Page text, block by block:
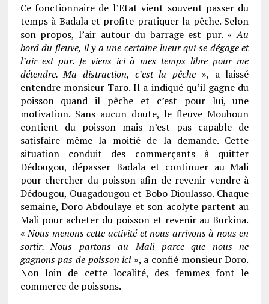
Ce fonctionnaire de l’Etat vient souvent passer du
temps à Badala et profite pratiquer la pêche. Selon
son propos, l’air autour du barrage est pur. «Au
bord du fleuve, il y a une certaine lueur qui se dégage et
l’air est pur. Je viens ici à mes temps libre pour me
détendre. Ma distraction, c’est la pêche », a laissé
entendre monsieur Taro. Il a indiqué qu’il gagne du
poisson quand il pêche et c’est pour lui, une
motivation. Sans aucun doute, le fleuve Mouhoun
contient du poisson mais n’est pas capable de
satisfaire même la moitié de la demande. Cette
situation conduit des commerçants à quitter
Dédougou, dépasser Badala et continuer au Mali
pour chercher du poisson afin de revenir vendre à
Dédougou, Ouagadougou et Bobo Dioulasso. Chaque
semaine, Doro Abdoulaye et son acolyte partent au
Mali pour acheter du poisson et revenir au Burkina.
«Nous menons cette activité et nous arrivons à nous en
sortir. Nous partons au Mali parce que nous ne
gagnons pas de poisson ici», a confié monsieur Doro.
Non loin de cette localité, des femmes font le
commerce de poissons.